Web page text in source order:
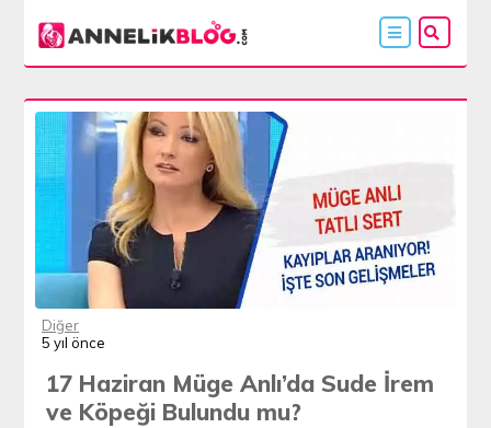
Diğer
5 yıl önce
17 Haziran Müge Anlı’da Sude İrem
ve Köpeği Bulundu mu?